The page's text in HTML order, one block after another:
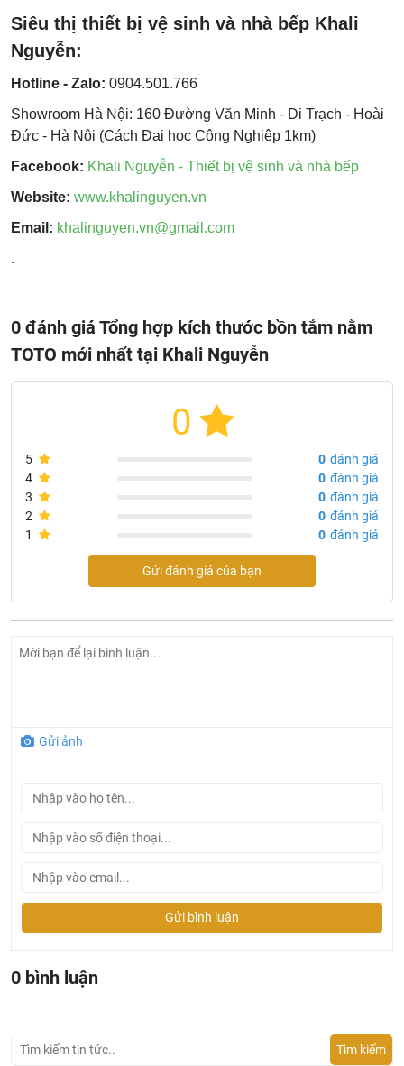
Siêu thị thiết bị vệ sinh và nhà bếp Khali
Nguyễn:
Hotline - Zalo: 0904.501.766
Showroom Hà Nội: 160 Đường Văn Minh - Di Trạch - Hoài
Đức - Hà Nội (Cách Đại học Công Nghiệp 1km)
Facebook: Khali Nguyễn - Thiết bị vệ sinh và nhà bếp
Website: www.khalinguyen.vn
Email: khalinguyen.vn@gmail.com
.
0 đánh giá Tổng hợp kích thước bồn tắm nằm
TOTO mới nhất tại Khali Nguyễn
0
5 0 đánh giá
4
0 đánh giá
3
0 đánh giá
2
0 đánh giá
1
0 đánh giá
Gửi đánh giá của bạn
Gửi ảnh
Gửi bình luận
0 bình luận
Tìm kiếm